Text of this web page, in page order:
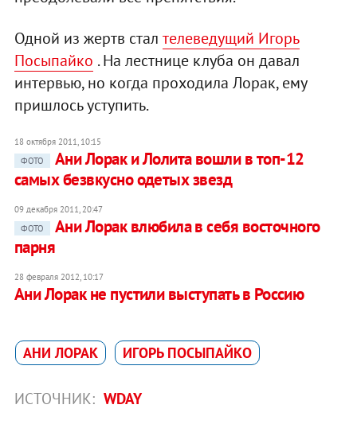
Одной из жертв стал телеведущий Игорь
Посыпайко . На лестнице клуба он давал
интервью, но когда проходила Лорак, ему
пришлось уступить.
18 октября 2011, 10:15
ФОТО
Ани Лорак и Лолита вошли в топ-12
самых безвкусно одетых звезд
09 декабря 2011, 20:47
ФОТО
Ани Лорак влюбила в себя восточного
парня
28 февраля 2012, 10:17
Ани Лорак не пустили выступать в Россию
АНИ ЛОРАК ИГОРЬ ПОСЫПАЙКО
ИСТОЧНИК: WDAY